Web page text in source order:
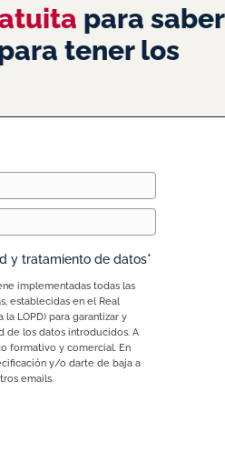
para saber
tener los
y tratamiento de datos*
implementadas todas las
establecidas en el Real
LOPD) para garantizar y
de los datos introducidos. A
formativo y comercial. En
y/o darte de baja a
emails.